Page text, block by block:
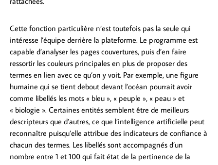
Cette fonction particulière n’est toutefois pas la seule qui
intéresse l’équipe derrière la plateforme. Le programme est
capable d’analyser les pages couvertures, puis d’en faire
ressortir les couleurs principales en plus de proposer des
termes en lien avec ce qu’on y voit. Par exemple, une figure
humaine qui se tient debout devant l’océan pourrait avoir
comme libellés les mots « bleu », « peuple », « peau » et
« biologie ». Certaines entités semblent être de meilleurs
descripteurs que d’autres, ce que l’intelligence artificielle peut
reconnaître puisqu’elle attribue des indicateurs de confiance à
chacun des termes. Les libellés sont accompagnés d’un
nombre entre 1 et 100 qui fait état de la pertinence de la